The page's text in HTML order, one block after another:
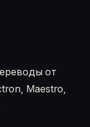
от
Maestro,